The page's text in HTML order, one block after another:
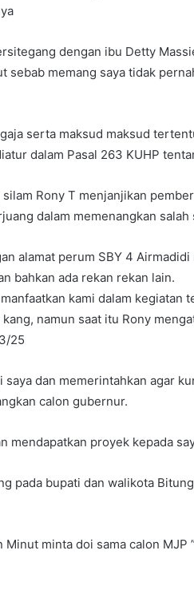
dengan ibu Detty
sebab memang saya tidak
serta maksud maksud
dalam Pasal 263 KUHP
Rony T menjanjikan
dalam memenangkan
alamat perum SBY 4
bahkan ada rekan rekan lain.
kami dalam kegiatan
namun saat itu Rony
25
saya dan memerintahkan agar
calon gubernur.
mendapatkan proyek kepada
pada bupati dan walikota
minta doi sama calon MJP